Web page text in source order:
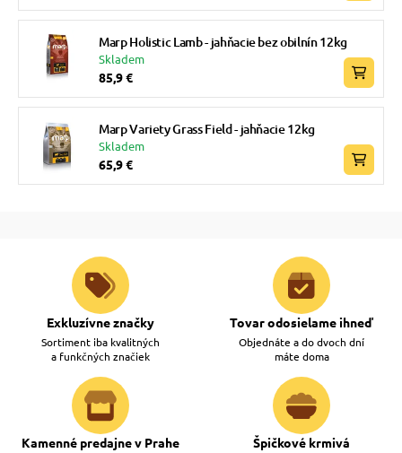
Marp Holistic Lamb - jahňacie bez obilnín 12kg
Skladem
85,9 €
Marp Variety Grass Field - jahňacie 12kg
Skladem
65,9 €
Exkluzívne značky
Sortiment iba kvalitných
a funkčných značiek
Tovar odosielame ihneď
Objednáte a do dvoch dní
máte doma
Kamenné predajne v Prahe Špičkové krmivá